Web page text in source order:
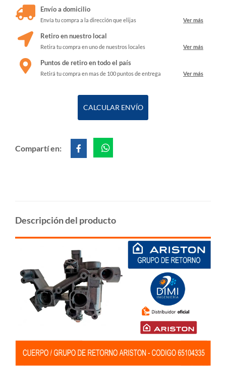
Envío a domicilio
Envía tu compra a la dirección que elijas Ver más
Retiro en nuestro local
Retira tu compra en uno de nuestros locales Ver más
Puntos de retiro en todo el país
Retirá tu compra en mas de 100 puntos de entrega Ver más
CALCULAR ENVÍO
Compartí en:
Descripción del producto